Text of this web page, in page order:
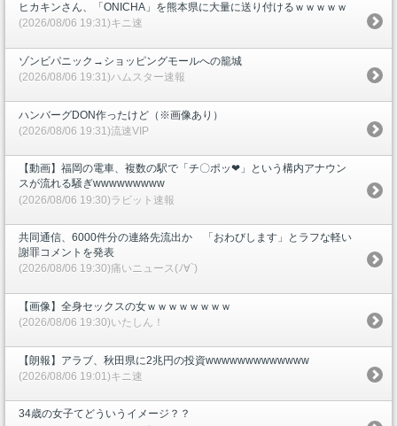
ヒカキンさん、「ONICHA」を熊本県に大量に送り付けるｗｗｗｗｗ
(2026/08/06 19:31)キニ速
ゾンビパニック→ショッピングモールへの籠城
(2026/08/06 19:31)ハムスター速報
ハンバーグDON作ったけど（※画像あり）
(2026/08/06 19:31)流速VIP
【動画】福岡の電車、複数の駅で「チ〇ポッ❤」という構内アナウン
スが流れる騒ぎwwwwwwwww
(2026/08/06 19:30)ラビット速報
共同通信、6000件分の連絡先流出か 「おわびします」とラフな軽い
謝罪コメントを発表
(2026/08/06 19:30)痛いニュース(ﾉ∀`)
【画像】全身セックスの女ｗｗｗｗｗｗｗｗ
(2026/08/06 19:30)いたしん！
【朗報】アラブ、秋田県に2兆円の投資wwwwwwwwwwwww
(2026/08/06 19:01)キニ速
34歳の女子てどういうイメージ？？